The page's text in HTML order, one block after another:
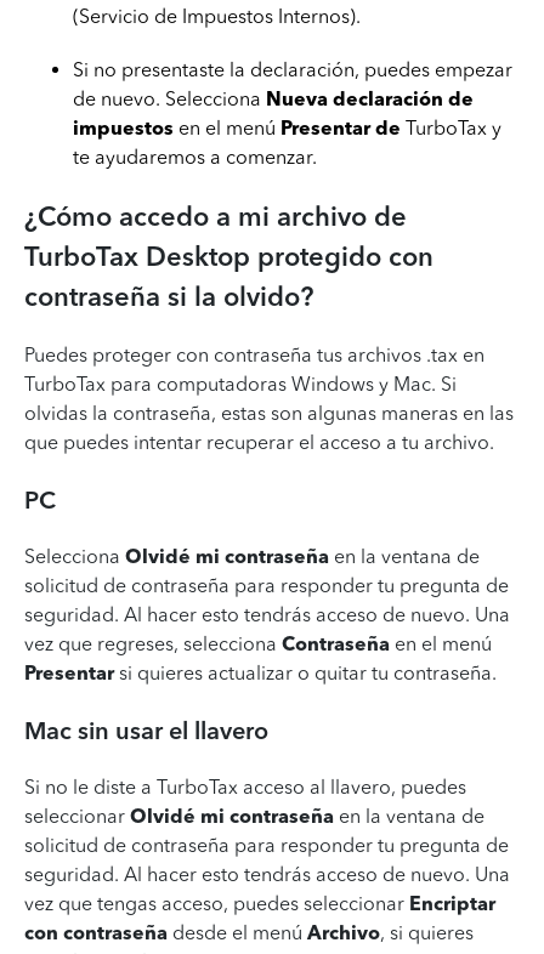
(Servicio de Impuestos Internos).
Si no presentaste la declaración, puedes empezar
de nuevo. Selecciona Nueva declaración de
impuestos en el menú Presentar de TurboTax y
te ayudaremos a comenzar.
¿Cómo accedo a mi archivo de
TurboTax Desktop protegido con
contraseña si la olvido?
Puedes proteger con contraseña tus archivos .tax en
TurboTax para computadoras Windows y Mac. Si
olvidas la contraseña, estas son algunas maneras en las
que puedes intentar recuperar el acceso a tu archivo.
PC
Selecciona Olvidé mi contraseña en la ventana de
solicitud de contraseña para responder tu pregunta de
seguridad. Al hacer esto tendrás acceso de nuevo. Una
vez que regreses, selecciona Contraseña en el menú
Presentarsi quieres actualizar o quitar tu contraseña.
Mac sin usar el llavero
Si no le diste a TurboTax acceso al llavero, puedes
seleccionar Olvidé mi contraseña en la ventana de
solicitud de contraseña para responder tu pregunta de
seguridad. Al hacer esto tendrás acceso de nuevo. Una
vez que tengas acceso, puedes seleccionar Encriptar
con contraseña desde el menú Archivo, si quieres